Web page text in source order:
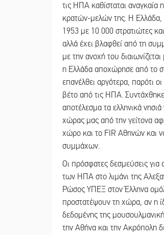
τις ΗΠΑ καθίσταται
κρατών-μελών της. Η Ελλάδα,
1953 με 10 000 στρατιώτες
αλλά έχει βλαφθεί από τη
με την ανοχή του
η Ελλάδα αποχώρησε από το
επανέλθει αργότερα, παρότι
βέτο από τις ΗΠΑ.
αποτέλεσμα τα ελληνικά
χώρας μας από την γείτονα
χώρο και το FIR Αθηνών και
συμμάχων.
Οι πρόσφατες δεσμεύσεις
των ΗΠΑ στο λιμάνι της
Ρώσος ΥΠΕΞ στον Έλληνα
προστατέψουν τη χώρα, αν η
δεδομένης της
την Αθήνα και την Ακρόπολη